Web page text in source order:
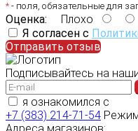
* - поля, обязательные для
Оценка: Плохо
Я согласен с
Отправить отзыв
Подписывайтесь на
я ознакомился с
+7 (383) 214-71-54